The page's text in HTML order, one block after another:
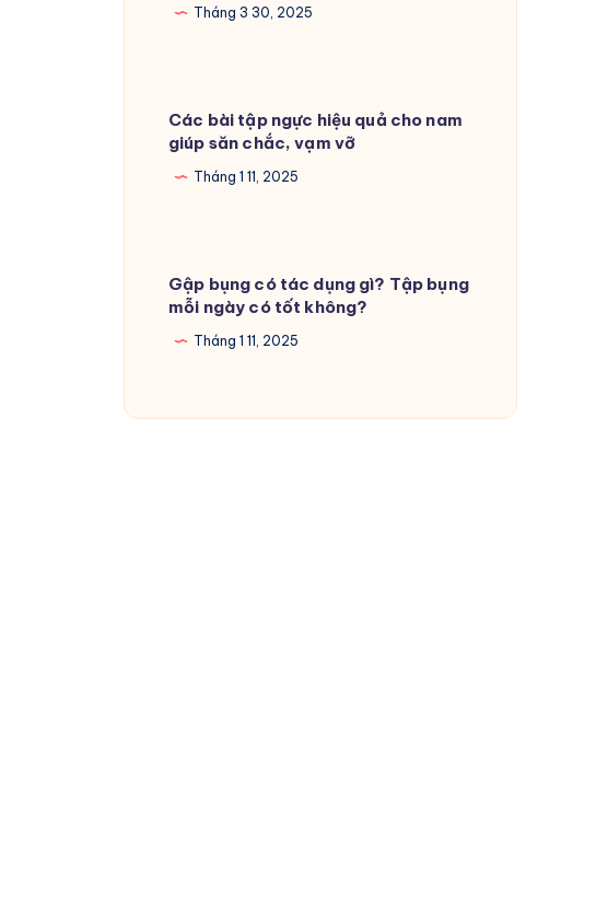
Tháng 3 30, 2025
Các bài tập ngực hiệu quả cho nam
giúp săn chắc, vạm vỡ
Tháng 1 11, 2025
Gập bụng có tác dụng gì? Tập bụng
mỗi ngày có tốt không?
Tháng 1 11, 2025